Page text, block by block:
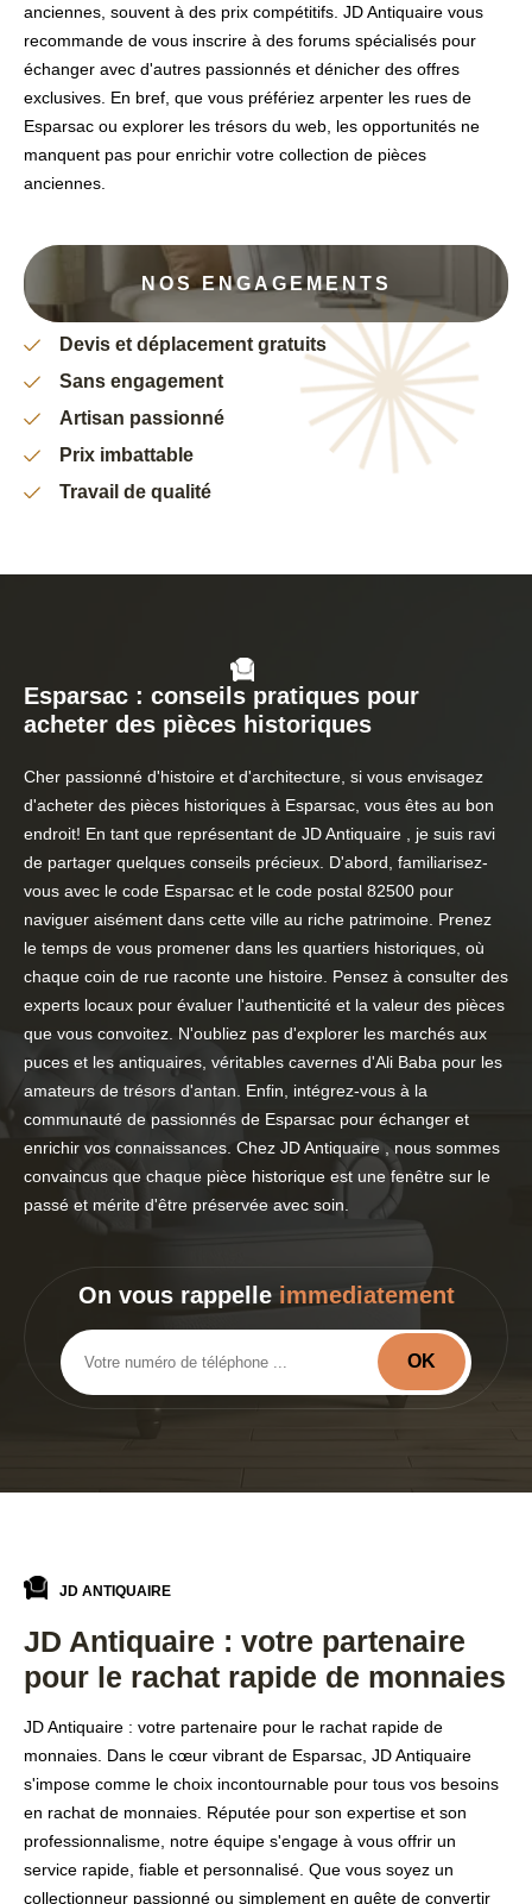
anciennes, souvent à des prix compétitifs. JD Antiquaire vous
recommande de vous inscrire à des forums spécialisés pour
échanger avec d'autres passionnés et dénicher des offres
exclusives. En bref, que vous préfériez arpenter les rues de
Esparsac ou explorer les trésors du web, les opportunités ne
manquent pas pour enrichir votre collection de pièces
anciennes.
NOS ENGAGEMENTS
Devis et déplacement gratuits
Sans engagement
Artisan passionné
Prix imbattable
Travail de qualité
Esparsac : conseils pratiques pour
acheter des pièces historiques
Cher passionné d'histoire et d'architecture, si vous envisagez
d'acheter des pièces historiques à Esparsac, vous êtes au bon
endroit! En tant que représentant de JD Antiquaire , je suis ravi
de partager quelques conseils précieux. D'abord, familiarisez-
vous avec le code Esparsac et le code postal 82500 pour
naviguer aisément dans cette ville au riche patrimoine. Prenez
le temps de vous promener dans les quartiers historiques, où
chaque coin de rue raconte une histoire. Pensez à consulter des
experts locaux pour évaluer l'authenticité et la valeur des pièces
que vous convoitez. N'oubliez pas d'explorer les marchés aux
puces et les antiquaires, véritables cavernes d'Ali Baba pour les
amateurs de trésors d'antan. Enfin, intégrez-vous à la
communauté de passionnés de Esparsac pour échanger et
enrichir vos connaissances. Chez JD Antiquaire , nous sommes
convaincus que chaque pièce historique est une fenêtre sur le
passé et mérite d'être préservée avec soin.
On vous rappelle immediatement
JD ANTIQUAIRE
JD Antiquaire : votre partenaire
pour le rachat rapide de monnaies
JD Antiquaire : votre partenaire pour le rachat rapide de
monnaies. Dans le cœur vibrant de Esparsac, JD Antiquaire
s'impose comme le choix incontournable pour tous vos besoins
en rachat de monnaies. Réputée pour son expertise et son
professionnalisme, notre équipe s'engage à vous offrir un
service rapide, fiable et personnalisé. Que vous soyez un
collectionneur passionné ou simplement en quête de convertir